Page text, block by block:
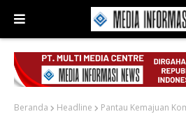
Beranda Headline
Pantau Kemajuan